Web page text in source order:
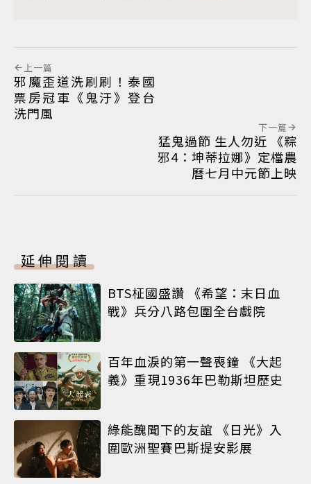
上一篇
邪魔歪道洗刷刷！泰國
票房冠軍《鬼汙》登台
洗門風
下一篇
猛鬼過節 生人勿近 《粽
邪4：坤蒂拉娜》定檔農
曆七月中元節上映
延伸閱讀
BTS柾國盛讚 《希望：末日血
戰》兵分八路包圍全台戲院
百年血淚的第一聲喪鐘 《大起
義》重現1936年巴勒斯坦歷史
綠能醜聞下的友誼 《日光》入
圍歐洲聖賽巴斯提安影展